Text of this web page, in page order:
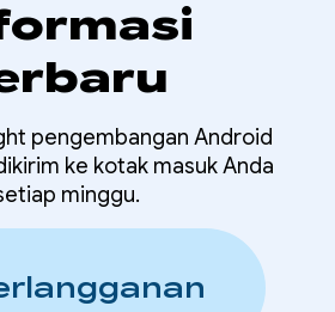
pengembangan Android
ke kotak masuk Anda
minggu.